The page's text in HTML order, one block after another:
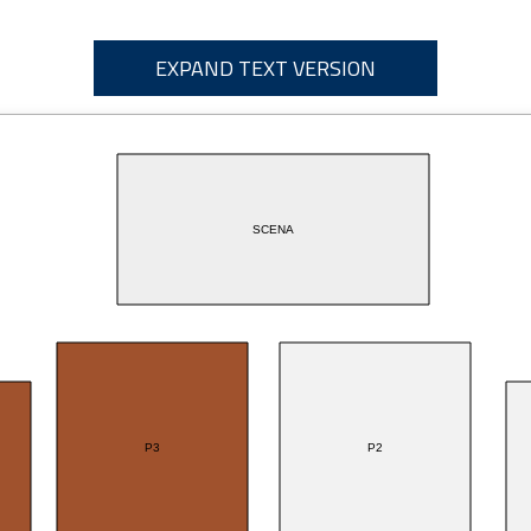
EXPAND TEXT VERSION
P2
P3
SCENA